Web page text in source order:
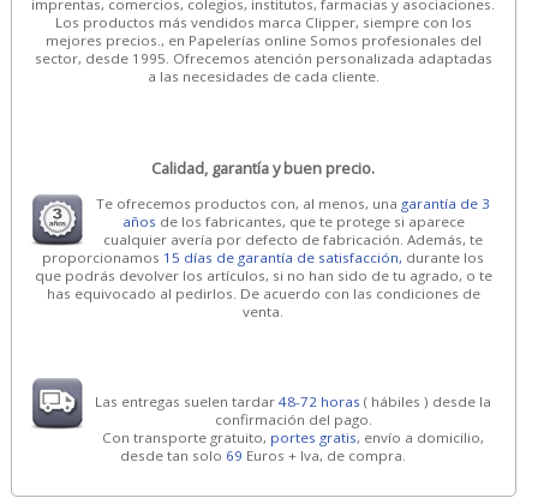
imprentas, comercios, colegios, institutos, farmacias y asociaciones.
Los productos más vendidos marca Clipper, siempre con los
mejores precios., en Papelerías online Somos profesionales del
sector, desde 1995. Ofrecemos atención personalizada adaptadas
a las necesidades de cada cliente.
Calidad, garantía y buen precio.
Te ofrecemos productos con, al menos, una garantía de 3
años de los fabricantes, que te protege si aparece
cualquier avería por defecto de fabricación. Además, te
proporcionamos 15 días de garantía de satisfacción, durante los
que podrás devolver los artículos, si no han sido de tu agrado, o te
has equivocado al pedirlos. De acuerdo con las condiciones de
venta.
Las entregas suelen tardar48-72 horas ( hábiles ) desde la
confirmación del pago.
Con transporte gratuito, portes gratis, envío a domicilio,
desde tan solo 69 Euros + Iva, de compra.